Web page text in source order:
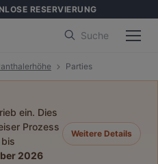
RESERVIERUNG
Suche
Parties
ein. Dies
Prozess
2026
Weitere Details